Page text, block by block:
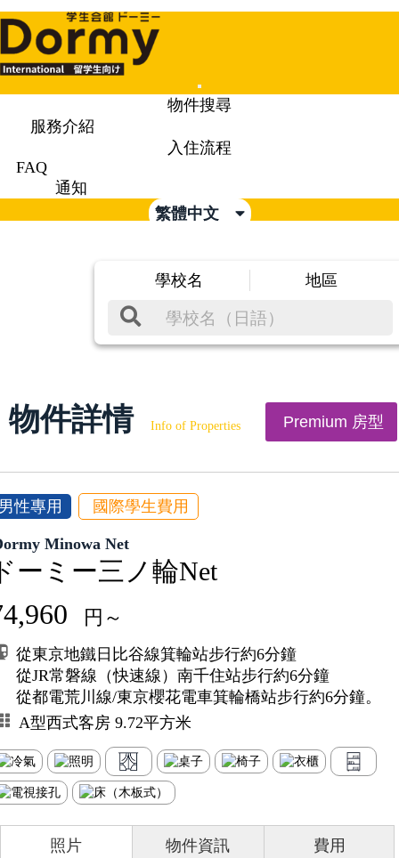
Mobile
Menu
物件搜尋
服務介紹
入住流程
FAQ
通知
繁體中文
學校名 地區
物件詳情 Info of Properties Premium 房型
性專用 國際學生費用
Minowa Net
ーミー三ノ輪Net
円～
從東京地鐵日比谷線箕輪站步行約6分鐘
從JR常磐線（快速線）南千住站步行約6分鐘
從都電荒川線/東京櫻花電車箕輪橋站步行約6分鐘。
A型西式客房 9.72平方米
照片 物件資訊 費用